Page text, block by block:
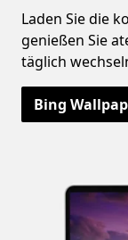
Laden Sie die
genießen Sie
täglich
Bing